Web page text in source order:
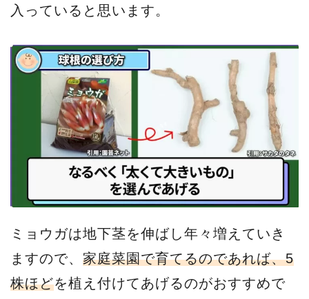
入っていると思います。
ミョウガは地下茎を伸ばし年々増えていき
ますので、 家庭菜園で育てるのであれば、5
株ほどを植え付けてあげるのがおすすめで